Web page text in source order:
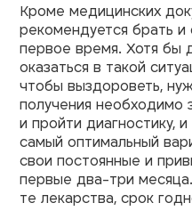
Кроме медицинских
рекомендуется брать
первое время. Хотя бы
оказаться в такой
чтобы выздороветь,
получения необходимо
и пройти диагностику,
самый оптимальный
свои постоянные и
первые два-три
те лекарства, срок